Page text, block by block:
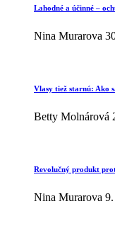
Lahodné a účinné –
Nina Murarova
Vlasy tiež starnú: Ako
Betty Molnárová
Revolučný produkt
Nina Murarova